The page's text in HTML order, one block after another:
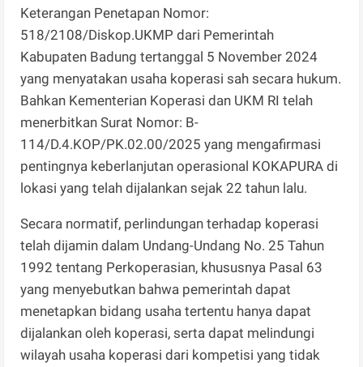
Keterangan Penetapan Nomor:
518/2108/Diskop.UKMP dari Pemerintah
Kabupaten Badung tertanggal 5 November 2024
yang menyatakan usaha koperasi sah secara hukum.
Bahkan Kementerian Koperasi dan UKM RI telah
menerbitkan Surat Nomor: B-
114/D.4.KOP/PK.02.00/2025 yang mengafirmasi
pentingnya keberlanjutan operasional KOKAPURA di
lokasi yang telah dijalankan sejak 22 tahun lalu.
Secara normatif, perlindungan terhadap koperasi
telah dijamin dalam Undang-Undang No. 25 Tahun
1992 tentang Perkoperasian, khususnya Pasal 63
yang menyebutkan bahwa pemerintah dapat
menetapkan bidang usaha tertentu hanya dapat
dijalankan oleh koperasi, serta dapat melindungi
wilayah usaha koperasi dari kompetisi yang tidak